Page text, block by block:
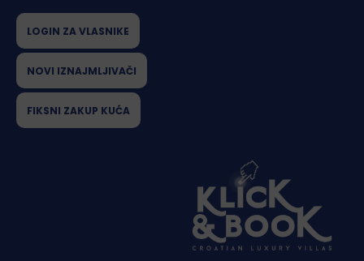
LOGIN ZA VLASNIKE
NOVI IZNAJMLJIVAČI
FIKSNI ZAKUP KUĆA